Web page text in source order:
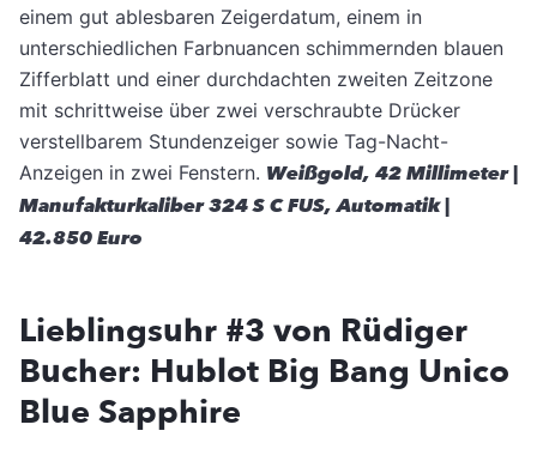
einem gut ablesbaren Zeigerdatum, einem in
unterschiedlichen Farbnuancen schimmernden blauen
Zifferblatt und einer durchdachten zweiten Zeitzone
mit schrittweise über zwei verschraubte Drücker
verstellbarem Stundenzeiger sowie ­Tag-Nacht-
Anzeigen in zwei Fenstern. Weißgold, 42 Millimeter |
Manufakturkaliber 324 S C FUS, Automatik |
42.850 Euro
Lieblingsuhr #3 von Rüdiger
Bucher: Hublot Big Bang Unico
Blue Sapphire